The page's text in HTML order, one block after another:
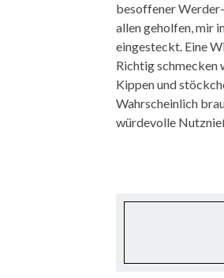
besoffener
allen geholfen, mir
eingesteckt. Eine
Richtig schmecken
Kippen und
Wahrscheinlich
würdevolle